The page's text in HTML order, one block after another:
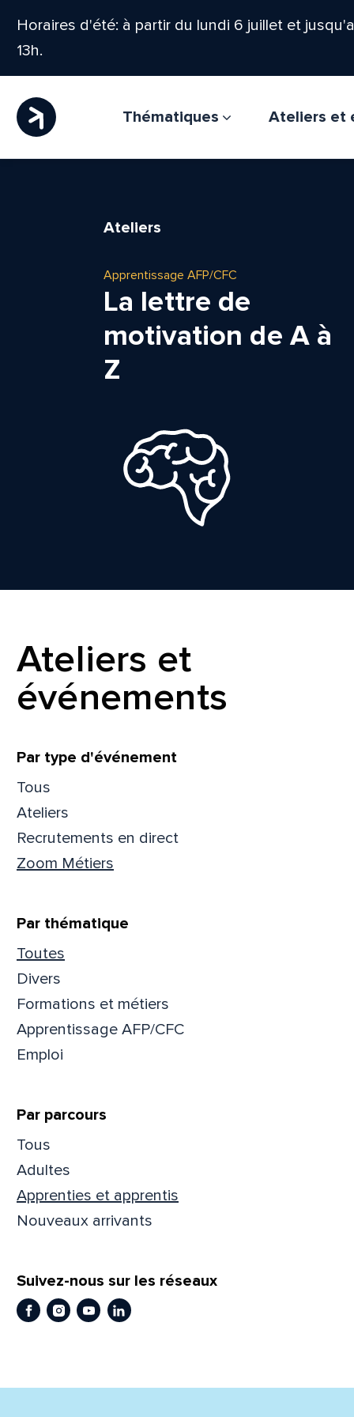
Horaires d'été: à partir du lundi 6 juillet et
13h.
Thématiques Ateliers et
Ateliers
Apprentissage AFP/CFC
La lettre de
motivation de A à
Z
Ateliers et
événements
Filtrer
Par type d'événement
Tous
Ateliers
Recrutements en direct
Zoom Métiers
Par thématique
Toutes
Divers
Formations et métiers
Apprentissage AFP/CFC
Emploi
Par parcours
Tous
Adultes
Apprenties et apprentis
Nouveaux arrivants
Suivez-nous sur les réseaux
Facebook
Instagram
YoutubeLinkedIn